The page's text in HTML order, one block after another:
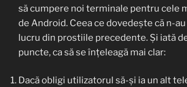
să cumpere noi terminale pentru cele
de Android. Ceea ce dovedește că n-
lucru din prostiile precedente. Și iată
puncte, ca să se înțeleagă mai clar:
Dacă obligi utilizatorul să-și ia un alt